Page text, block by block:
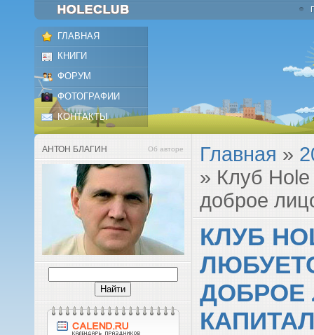
ГЛАВНАЯ
КНИГИ
ФОРУМ
ФОТОГРАФИИ
КОНТАКТЫ
АНТОН БЛАГИН Об авторе Главная »
» Клуб
доброе
КЛУБ
ДОБРОЕ